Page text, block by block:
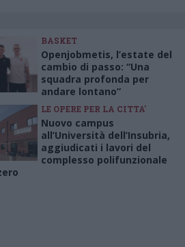
BASKET
Openjobmetis, l’estate del
cambio di passo: “Una
squadra profonda per
andare lontano”
LE OPERE PER LA CITTA'
Nuovo campus
all’Università dell’Insubria,
aggiudicati i lavori del
complesso polifunzionale